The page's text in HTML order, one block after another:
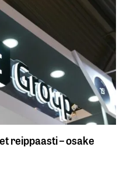
reippaasti – osake